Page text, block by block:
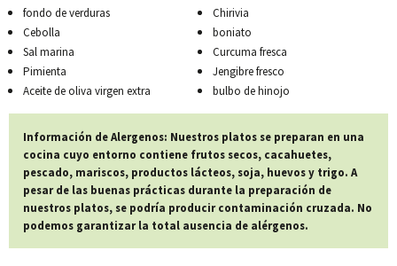
fondo de verduras
Cebolla
Sal marina
Pimienta
Aceite de oliva virgen extra
Chirivia
boniato
Curcuma fresca
Jengibre fresco
bulbo de hinojo
Información de Alergenos: Nuestros platos se preparan en una
cocina cuyo entorno contiene frutos secos, cacahuetes,
pescado, mariscos, productos lácteos, soja, huevos y trigo. A
pesar de las buenas prácticas durante la preparación de
nuestros platos, se podría producir contaminación cruzada. No
podemos garantizar la total ausencia de alérgenos.